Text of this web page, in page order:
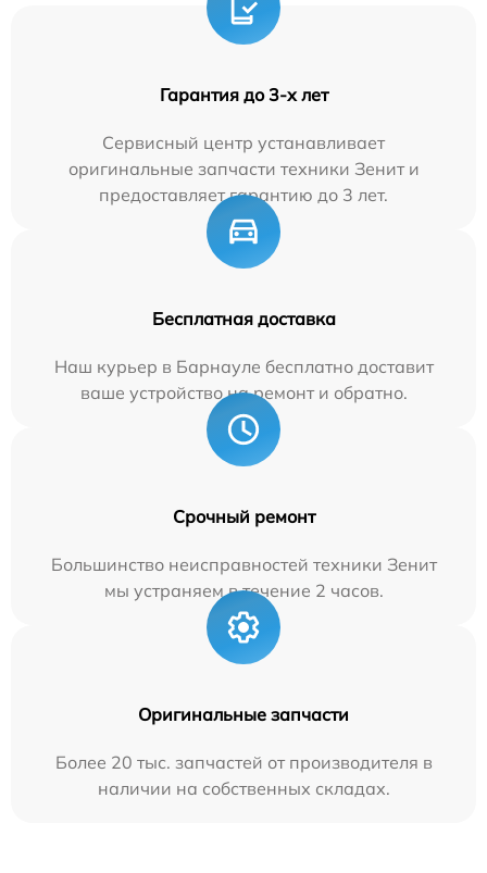
Гарантия до 3-х лет
Сервисный центр устанавливает
оригинальные запчасти техники Зенит и
предоставляет гарантию до 3 лет.
Бесплатная доставка
Наш курьер в Барнауле бесплатно доставит
ваше устройство на ремонт и обратно.
Срочный ремонт
Большинство неисправностей техники Зенит
мы устраняем в течение 2 часов.
Оригинальные запчасти
Более 20 тыс. запчастей от производителя в
наличии на собственных складах.